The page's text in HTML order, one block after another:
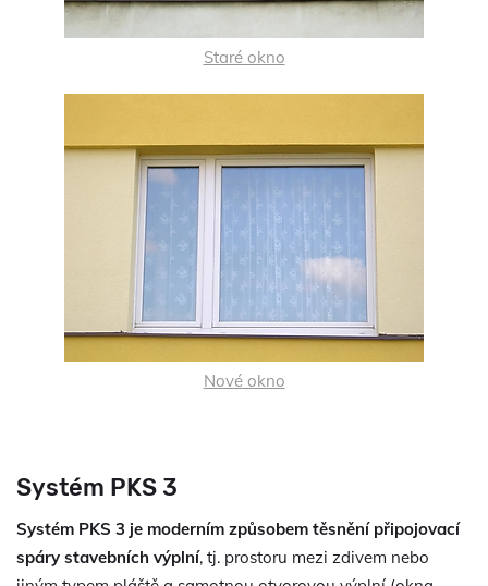
Staré okno
Nové okno
Systém PKS 3
Systém PKS 3 je moderním způsobem těsnění připojovací
spáry stavebních výplní, tj. prostoru mezi zdivem nebo